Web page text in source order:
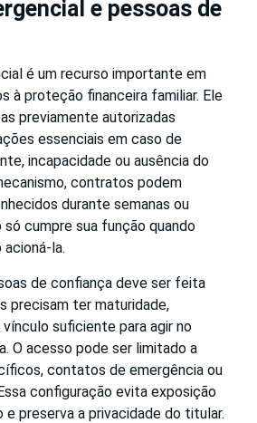
e pessoas de
é um recurso importante em
à proteção financeira familiar. Ele
previamente autorizadas
essenciais em caso de
incapacidade ou ausência do
contratos podem
durante semanas ou
cumpre sua função quando
la.
de confiança deve ser feita
precisam ter maturidade,
suficiente para agir no
O acesso pode ser limitado a
contatos de emergência ou
configuração evita exposição
preserva a privacidade do titular.